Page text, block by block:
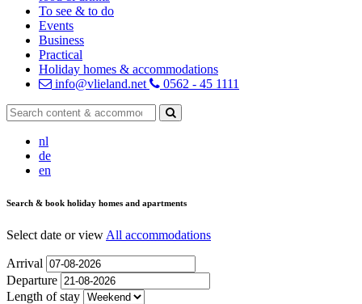
To see & to do
Events
Business
Practical
Holiday homes & accommodations
info@vlieland.net
0562 - 45 1111
nl
de
en
Search & book holiday homes and apartments
Select date or view All accommodations
Arrival
Departure
Length of stay